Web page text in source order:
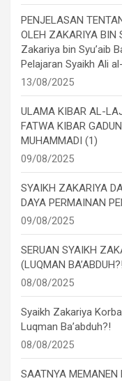
PENJELASAN
OLEH ZAKARIYA BIN
Zakariya bin Syu’aib
Pelajaran Syaikh Ali
13/08/2025
ULAMA KIBAR AL-
FATWA KIBAR
MUHAMMADI (1)
09/08/2025
SYAIKH ZAKARIYA
DAYA PERMAINAN
09/08/2025
SERUAN SYAIKH
(LUQMAN
08/08/2025
Syaikh Zakariya
Luqman Ba’abduh?!
08/08/2025
SAATNYA MEMANEN